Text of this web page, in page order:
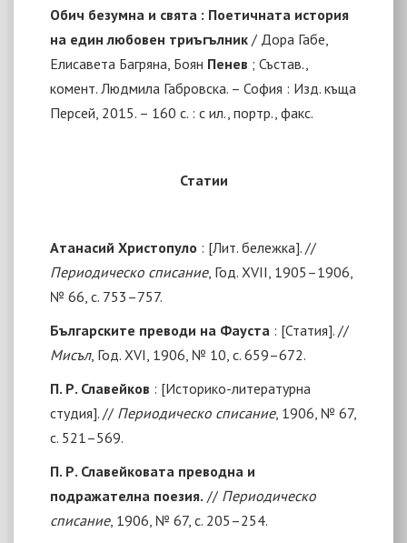
Обич безумна и свята : Поетичната история
на един любовен триъгълник / Дора Габе,
Елисавета Багряна, Боян Пенев ; Състав.,
комент. Людмила Габровска. – София : Изд. къща
Персей, 2015. – 160 с. : с ил., портр., факс.
Статии
Атанасий Христопуло : [Лит. бележка]. //
Периодическо списание, Год. ХVІІ, 1905–1906,
№ 66, с. 753–757.
Българските преводи на Фауста : [Статия]. //
Мисъл, Год. ХVІ, 1906, № 10, с. 659–672.
П. Р. Славейков : [Историко-литературна
студия]. // Периодическо списание, 1906, № 67,
с. 521–569.
П. Р. Славейковата преводна и
подражателна поезия. // Периодическо
списание, 1906, № 67, с. 205–254.